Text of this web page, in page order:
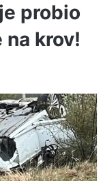
probio
krov!